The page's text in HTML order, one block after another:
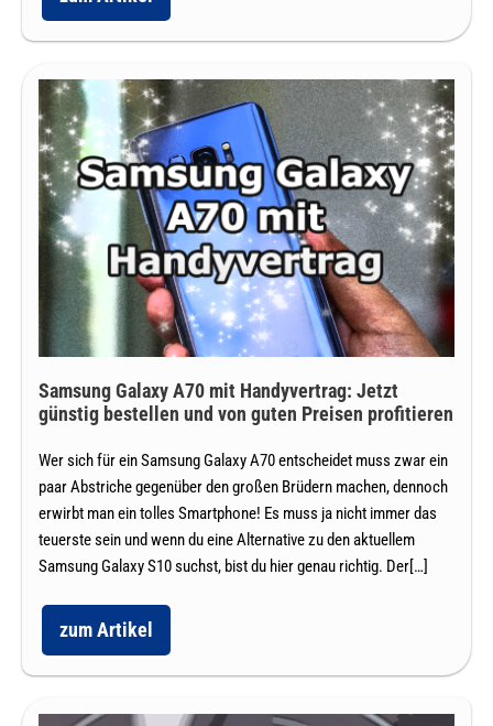
Flatrates
gibt
für
meinen
Handyvertrag
und
wo
unterscheiden
sich
die
Flat-
Angebote?
Samsung
Galaxy
A70
mit
Handyvertrag:
Jetzt
günstig
bestellen
guten
Preisen
profitieren
Samsung Galaxy A70 mit Handyvertrag: Jetzt
günstig bestellen und von guten Preisen profitieren
Wer sich für ein Samsung Galaxy A70 entscheidet muss zwar ein
paar Abstriche gegenüber den großen Brüdern machen, dennoch
erwirbt man ein tolles Smartphone! Es muss ja nicht immer das
teuerste sein und wenn du eine Alternative zu den aktuellem
Samsung Galaxy S10 suchst, bist du hier genau richtig. Der[…]
zum Artikel
Samsung
Galaxy
A70
Handyvertrag: